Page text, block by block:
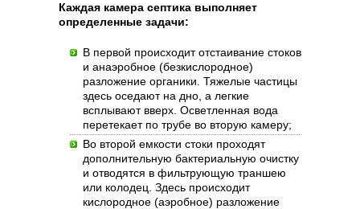
Каждая камера септика выполняет
определенные задачи:
В первой происходит отстаивание стоков
и анаэробное (безкислородное)
разложение органики. Тяжелые частицы
здесь оседают на дно, а легкие
всплывают вверх. Осветленная вода
перетекает по трубе во вторую камеру;
Во второй емкости стоки проходят
дополнительную бактериальную очистку
и отводятся в фильтрующую траншею
или колодец. Здесь происходит
кислородное (аэробное) разложение